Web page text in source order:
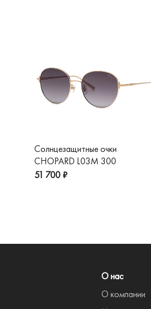
Солнцезащитные очки
CHOPARD L03M 300
51 700 ₽
О нас
О компании